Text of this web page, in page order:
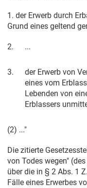
1. der Erwerb durch
Grund eines geltend
2. ...
3.
der Erwerb von
eines vom
Lebenden von
Erblassers
(2) ..."
Die zitierte
von Todes wegen"
über die in § 2 Abs. 1
Fälle eines Erwerbes